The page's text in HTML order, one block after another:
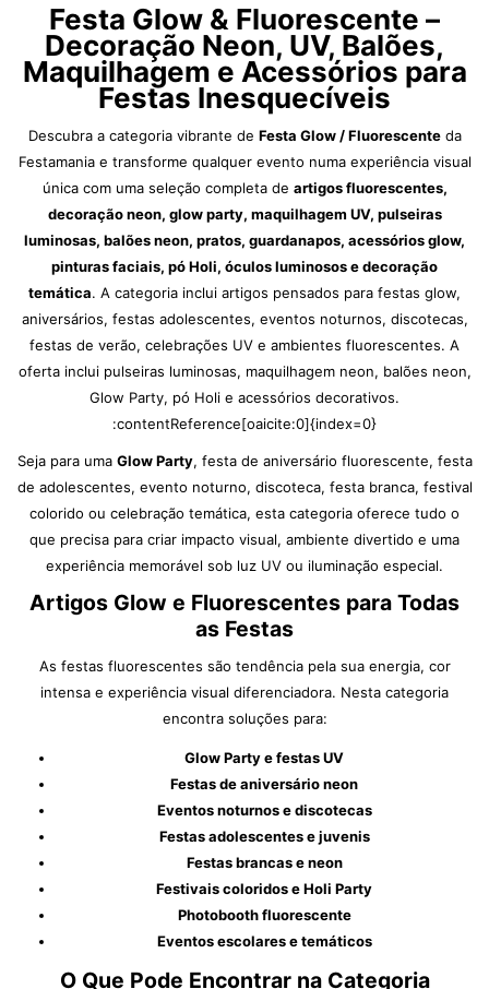
Festa Glow & Fluorescente –
Decoração Neon, UV, Balões,
Maquilhagem e Acessórios para
Festas Inesquecíveis
Descubra a categoria vibrante de Festa Glow / Fluorescenteda
Festamania e transforme qualquer evento numa experiência visual
única com uma seleção completa de artigos fluorescentes,
decoração neon, glow party, maquilhagem UV, pulseiras
luminosas, balões neon, pratos, guardanapos, acessórios glow,
pinturas faciais, pó Holi, óculos luminosos e decoração
temática. A categoria inclui artigos pensados para festas glow,
aniversários, festas adolescentes, eventos noturnos, discotecas,
festas de verão, celebrações UV e ambientes fluorescentes. A
oferta inclui pulseiras luminosas, maquilhagem neon, balões neon,
Glow Party, pó Holi e acessórios decorativos.
:contentReference[oaicite:0]{index=0}
Seja para uma Glow Party, festa de aniversário fluorescente, festa
de adolescentes, evento noturno, discoteca, festa branca, festival
colorido ou celebração temática, esta categoria oferece tudo o
que precisa para criar impacto visual, ambiente divertido e uma
experiência memorável sob luz UV ou iluminação especial.
Artigos Glow e Fluorescentes para Todas
as Festas
As festas fluorescentes são tendência pela sua energia, cor
intensa e experiência visual diferenciadora. Nesta categoria
encontra soluções para:
Glow Party e festas UV
Festas de aniversário neon
Eventos noturnos e discotecas
Festas adolescentes e juvenis
Festas brancas e neon
Festivais coloridos e Holi Party
Photobooth fluorescente
Eventos escolares e temáticos
O Que Pode Encontrar na Categoria